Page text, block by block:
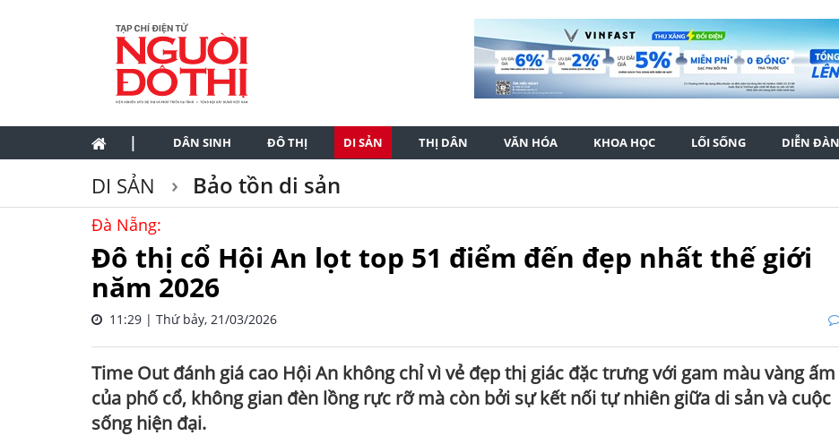
| DÂN SINH ĐÔ THỊ DI SẢN THỊ DÂN VĂN HÓA KHOA HỌC LỐI SỐNG DIỄN ĐÀN
DI SẢN Bảo tồn di sản
Đà Nẵng:
Đô thị cổ Hội An lọt top 51 điểm đến đẹp nhất thế giới
năm 2026
11:29 | Thứ bảy, 21/03/2026
Time Out đánh giá cao Hội An không chỉ vì vẻ đẹp thị giác đặc trưng với gam màu vàng ấm
của phố cổ, không gian đèn lồng rực rỡ mà còn bởi sự kết nối tự nhiên giữa di sản và cuộc
sống hiện đại.